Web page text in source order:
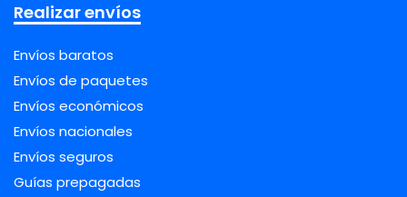
Realizar envíos
Envíos baratos
Envíos de paquetes
Envíos económicos
Envíos nacionales
Envíos seguros
Guías prepagadas